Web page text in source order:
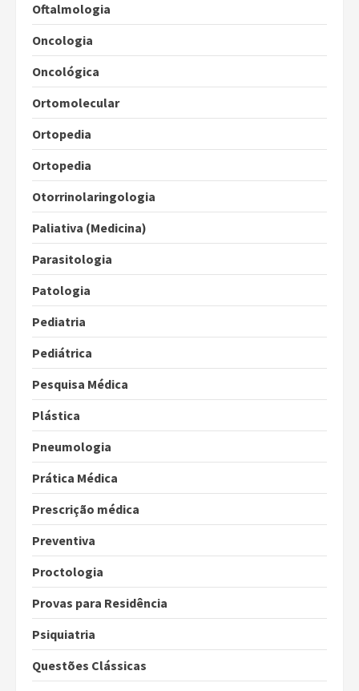
Oftalmologia
Oncologia
Oncológica
Ortomolecular
Ortopedia
Ortopedia
Otorrinolaringologia
Paliativa (Medicina)
Parasitologia
Patologia
Pediatria
Pediátrica
Pesquisa Médica
Plástica
Pneumologia
Prática Médica
Prescrição médica
Preventiva
Proctologia
Provas para Residência
Psiquiatria
Questões Clássicas